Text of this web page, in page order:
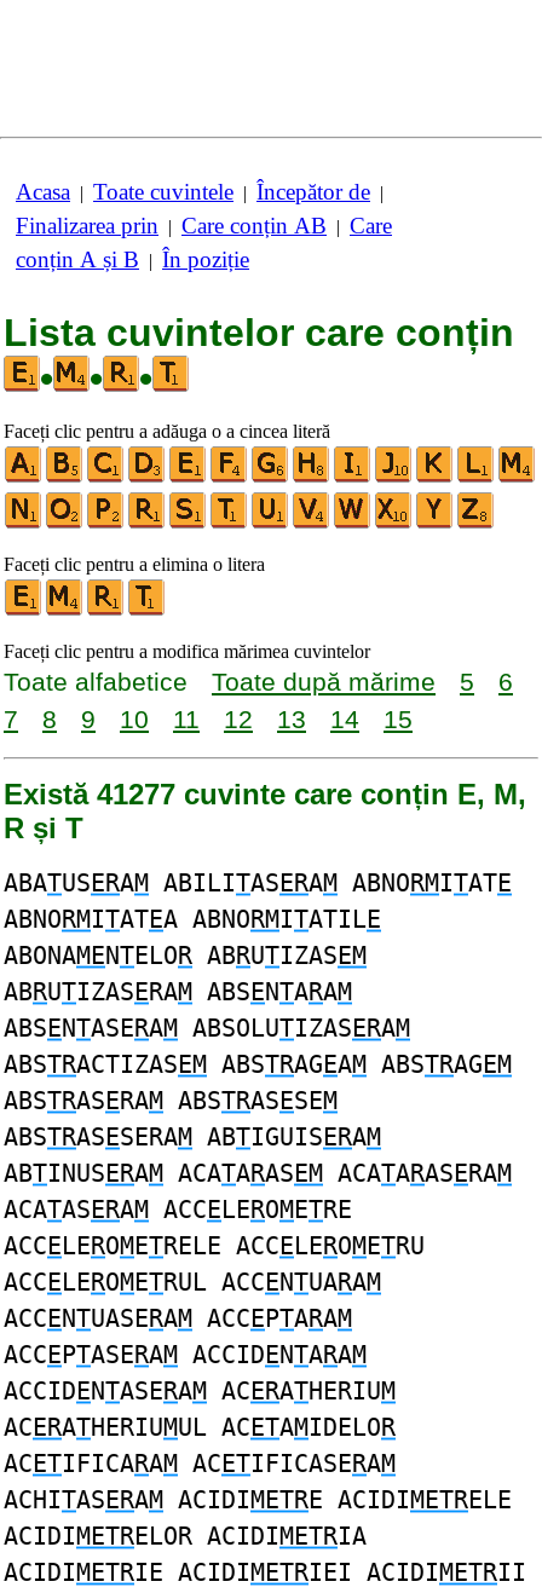
Acasa | Toate cuvintele | Începător de |
Finalizarea prin | Care conțin AB | Care
conțin A și B | În poziție
Lista cuvintelor care conțin
•
• •
Faceți clic pentru a adăuga o a cincea literă
Faceți clic pentru a elimina o litera
Faceți clic pentru a modifica mărimea cuvintelor
Toate alfabetice Toate după mărime 5
6
7
8 9 10 11 12 13 14 15
Există 41277 cuvinte care conțin E, M,
R și T
ABATUSERAM ABILITASERAM ABNORMITATE
ABNORMITATEA ABNORMITATILE
ABONAMENTELOR ABRUTIZASEM
ABRUTIZASERAM ABSENTARAM
ABSENTASERAM ABSOLUTIZASERAM
ABSTRACTIZASEM ABSTRAGEAM ABSTRAGEM
ABSTRASERAM ABSTRASESEM
ABSTRASESERAM ABTIGUISERAM
ABTINUSERAM ACATARASEM ACATARASERAM
ACATASERAM ACCELEROMETRE
ACCELEROMETRELE ACCELEROMETRU
ACCELEROMETRUL ACCENTUARAM
ACCENTUASERAM ACCEPTARAM
ACCEPTASERAM ACCIDENTARAM
ACCIDENTASERAM ACERATHERIUM
ACERATHERIUMUL ACETAMIDELOR
ACETIFICARAM ACETIFICASERAM
ACHITASERAM ACIDIMETRE ACIDIMETRELE
ACIDIMETRELOR ACIDIMETRIA
ACIDIMETRIE ACIDIMETRIEI ACIDIMETRII